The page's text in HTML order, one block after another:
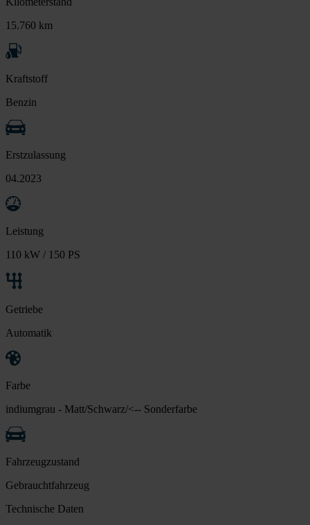
15.760 km
Kraftstoff
Benzin
Erstzulassung
04.2023
Leistung
110 kW / 150 PS
Getriebe
Automatik
Farbe
indiumgrau - Matt/Schwarz/<-- Sonderfarbe
Fahrzeugzustand
Gebrauchtfahrzeug
Technische Daten